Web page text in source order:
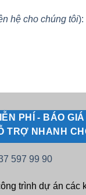
hệ cho chúng tôi):
PHÍ - BÁO GIÁ
TRỢ NHANH
597 99 90
trình dự án các